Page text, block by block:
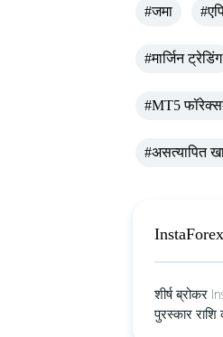
#जमा
#मार्जिन ट्रेडिंग
#MT5
#असत्यापित
शीर्ष ब्रोकर
पुरस्कार राशि